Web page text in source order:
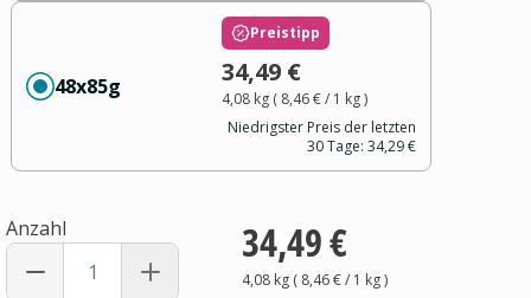
48x85g
Preistipp
34,49 €
4,08 kg( 8,46 €/ 1 kg)
Niedrigster Preis der letzten
30 Tage: 34,29 €
Anzahl 34,49 €
4,08 kg( 8,46 €/ 1 kg)